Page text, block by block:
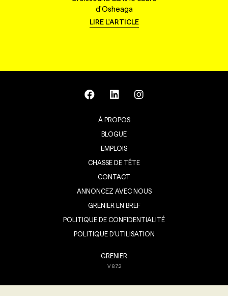
d'Osheaga
LIRE L'ARTICLE
À PROPOS
BLOGUE
EMPLOIS
CHASSE DE TÊTE
CONTACT
ANNONCEZ AVEC NOUS
GRENIER EN BREF
POLITIQUE DE CONFIDENTIALITÉ
POLITIQUE D’UTILISATION
GRENIER
V8.7.2